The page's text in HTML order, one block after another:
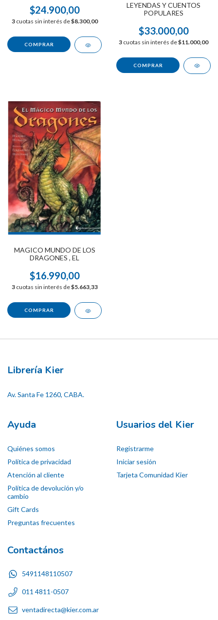
$24.900,00
3 cuotas sin interés de$8.300,00
LEYENDAS Y CUENTOS
POPULARES
$33.000,00
3 cuotas sin interés de$11.000,00
MAGICO MUNDO DE LOS
DRAGONES , EL
$16.990,00
3 cuotas sin interés de$5.663,33
Librería Kier
Av. Santa Fe 1260, CABA.
Ayuda
Quiénes somos
Política de privacidad
Atención al cliente
Política de devolución y/o
cambio
Gift Cards
Preguntas frecuentes
Usuarios del Kier
Registrarme
Iniciar sesión
Tarjeta Comunidad Kier
Contactános
5491148110507
011 4811-0507
ventadirecta@kier.com.ar